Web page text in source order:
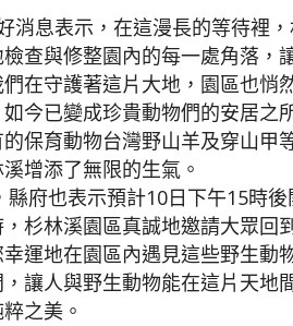
消息表示，在這漫長的等待裡
查與修整園內的每一處角落，
在守護著這片大地，園區也悄
今已變成珍貴動物們的安居之
保育動物台灣野山羊及穿山甲
增添了無限的生氣。
縣府也表示預計10日下午15時
杉林溪園區真誠地邀請大眾回
運地在園區內遇見這些野生動
讓人與野生動物能在這片天地
之美。